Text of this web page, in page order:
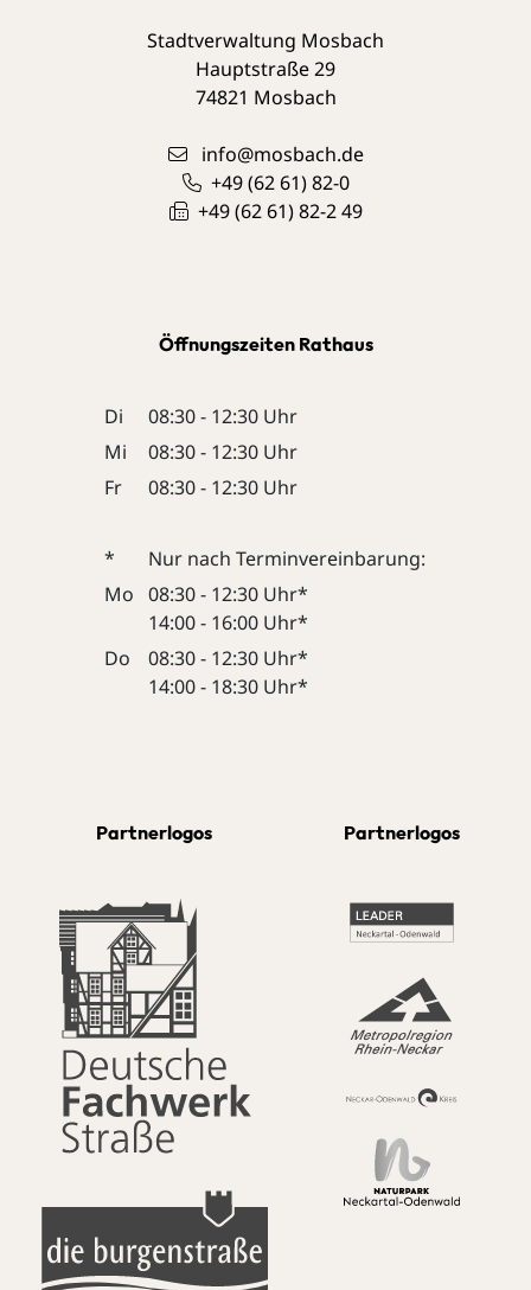
Stadtverwaltung Mosbach
Hauptstraße 29
74821 Mosbach
info@mosbach.de
+49 (62 61) 82-0
+49 (62 61) 82-2 49
Öffnungszeiten Rathaus
Di
08:30 - 12:30 Uhr
Mi
08:30 - 12:30 Uhr
Fr
08:30 - 12:30 Uhr
*
Nur nach Terminvereinbarung:
Mo 08:30 - 12:30 Uhr*
14:00 - 16:00 Uhr*
Do
08:30 - 12:30 Uhr*
14:00 - 18:30 Uhr*
Partnerlogos Partnerlogos